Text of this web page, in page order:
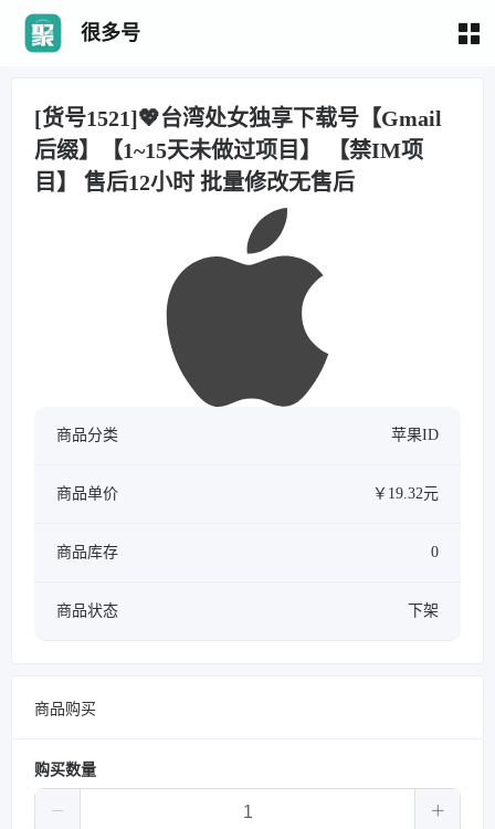
很多号
[货号1521]💖台湾处女独享下载号【Gmail
后缀】【1~15天未做过项目】 【禁IM项
目】 售后12小时 批量修改无售后
商品分类 苹果ID
商品单价 ￥19.32元
商品库存 0
商品状态 下架
商品购买
购买数量